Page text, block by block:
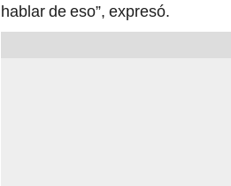
hablar de eso”, expresó.